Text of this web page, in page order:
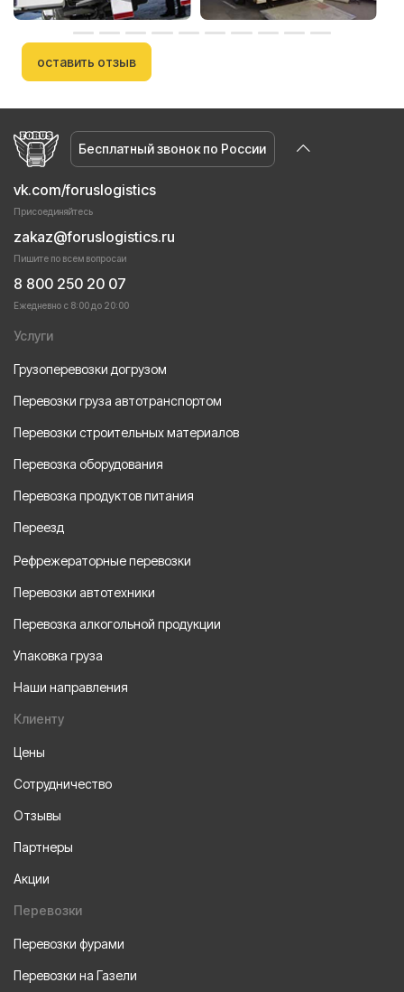
оставить отзыв
Бесплатный звонок по России
vk.com/foruslogistics
Присоединяйтесь
zakaz@foruslogistics.ru
Пишите по всем вопросаи
8 800 250 20 07
Ежедневно с 8:00 до 20:00
Услуги
Грузоперевозки догрузом
Перевозки груза автотранспортом
Перевозки строительных материалов
Перевозка оборудования
Перевозка продуктов питания
Переезд
Рефрежераторные перевозки
Перевозки автотехники
Перевозка алкогольной продукции
Упаковка груза
Наши направления
Клиенту
Цены
Сотрудничество
Отзывы
Партнеры
Акции
Перевозки
Перевозки фурами
Перевозки на Газели